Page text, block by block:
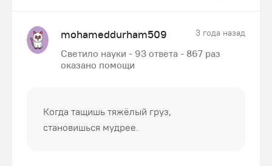
mohameddurham509 3 года назад
Светило науки - 93 ответа - 867 раз
оказано помощи
Когда тащишь тяжёлый груз,
становишься мудрее.